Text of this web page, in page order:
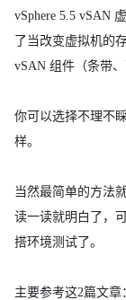
vSphere 5.5 vSAN
了当改变虚拟机的
vSAN 组件（条带、
你可以选择不理不
样。
当然最简单的方法
读一读就明白了，
搭环境测试了。
主要参考这2篇文章